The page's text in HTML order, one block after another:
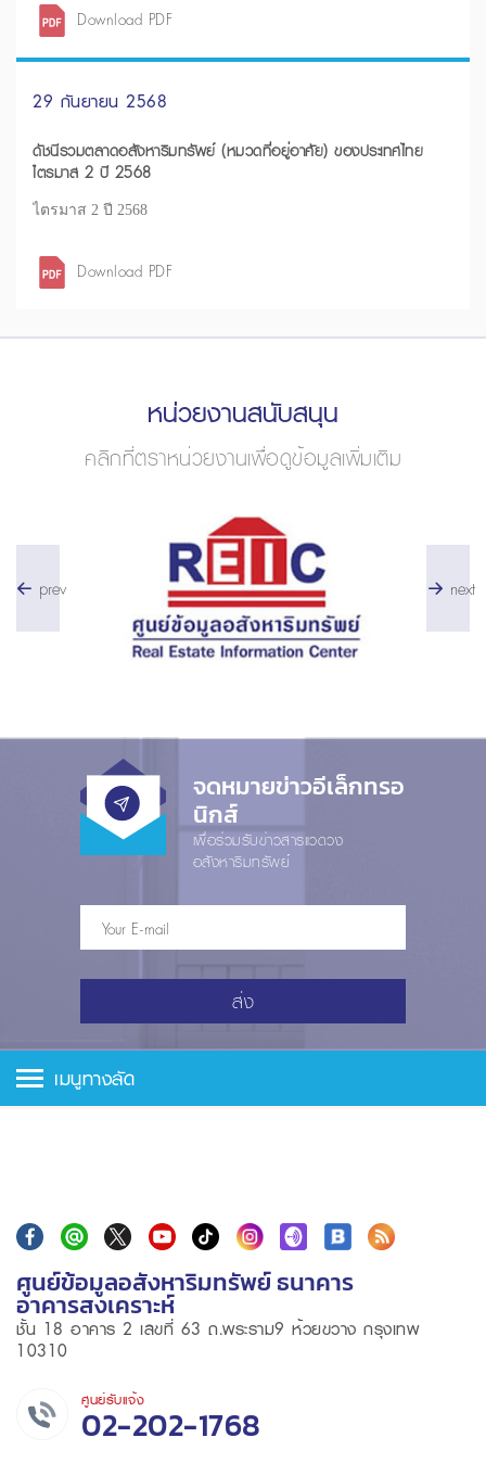
Download PDF
29 กันยายน 2568
ดัชนีรวมตลาดอสังหาริมทรัพย์ (หมวดที่อยู่อาศัย) ของประเทศไทย
ไตรมาส 2 ปี 2568
ไตรมาส 2 ปี 2568
Download PDF
หน่วยงานสนับสนุน
คลิกที่ตราหน่วยงานเพื่อดูข้อมูลเพิ่มเติม
prev next
จดหมายข่าวอีเล็กทรอ
นิกส์
เพื่อร่วมรับข่าวสารแวดวง
อสังหาริมทรัพย์
ส่ง
เมนูทางลัด
ศูนย์ข้อมูลอสังหาริมทรัพย์ ธนาคาร
อาคารสงเคราะห์
ชั้น 18 อาคาร 2 เลขที่ 63 ถ.พระราม9 ห้วยขวาง กรุงเทพ
10310
ศูนย์รับแจ้ง
02-202-1768